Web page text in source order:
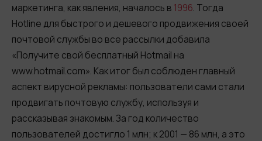
маркетинга, как явления, началось в 1996. Тогда
Hotline для быстрого и дешевого продвижения своей
почтовой службы во все рассылки добавила
«Получите свой бесплатный Hotmail на
www.hotmail.com». Как итог был соблюден главный
аспект вирусной рекламы: пользователи сами стали
продвигать почтовую службу, используя и
рассказывая знакомым. За год количество
пользователей достигло 1 млн; к 2001 — 86 млн, а это